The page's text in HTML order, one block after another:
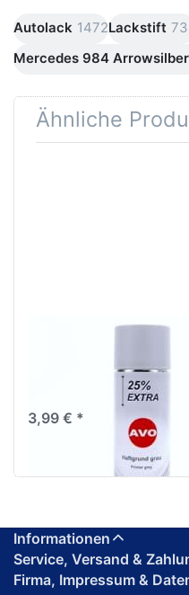
Autolack 1472Lackstift
Mercedes 984
Ähnliche
3,99 € *
Informationen
Service, Versand &
Firma, Impressum &